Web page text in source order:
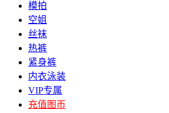
模拍
空姐
丝袜
热裤
紧身裤
内衣泳装
VIP专属
充值图币